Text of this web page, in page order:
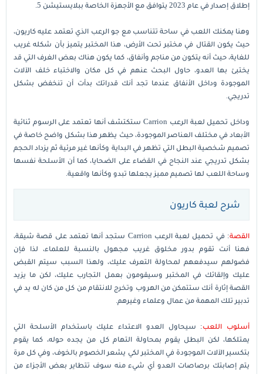
إطلاق إصدار في عام 2023 يتوافق مع الأجهزة الخاصة ببلايستيشن 5.
وهنا يمكنك اللعب في ساحة تتناسب مع جو الرعب الذي تعتمد عليه كاريون،
حيث يكون القتال في مختبر تحت الأرض، هذا المختبر يتميز بأن شكله غريب
للغاية، حيث أنه يتكون من مناجم وأنفاق، كما يكون هناك بعض الغرف التي قد
يختبئ بها العدو، حاول البحث عنهم في كل مكان والاختباء خلف الآلات
الموجودة وداخل الأنفاق عندما تجد أنك قدراتك بدأت أن تنخفض بشكل
تدريجي.
وداخل تحميل لعبة الرعب Carrion ستكتشف أنها تعتمد على الرسوم ثنائية
الأبعاد في مختلف العناصر الموجودة، حيث يظهر هذا بشكل واضح خاصة في
تصميم شخصية البطل التي تظهر في البداية وكأنها غير مرئية ثم يزداد الحجم
بشكل تدريجي عند النجاح في القضاء على الضحايا، كما أن الأسلحة نفسها
وساحة اللعب لها تصميم مميز يجعلها تبدو وكأنها واقعية.
شرح لعبة كاريون
القصة
: في تحميل لعبة الرعب Carrion ستجد أنها تعتمد على قصة شيقة،
فهنا أنت تقوم بدور مخلوق غريب مجهول بالنسبة للعلماء، لذا فإن
فضولهم سيدفعهم لمحاولة التعرف عليك، ولهذا السبب سيتم القبض
عليك وإلقائك في المختبر وسيقومون بعمل التجارب عليك، لكن ما يزيد
القصة إثارة أنك ستتمكن من الهروب وتخرج للانتقام من كل من كان له يد في
تدبير تلك المهمة من عمال وعلماء وغيرهم.
أسلوب اللعب: سيحاول العدو الاعتداء عليك باستخدام الأسلحة التي
يمتلكها، لكن البطل يقوم بمحاولة التهام كل من يجده حوله، كما يقوم
بتكسير الآلات الموجودة في المختبر لكي يشعر الخصوم بالخوف، وفي كل مرة
يتم إصابتك برصاصات العدو أي شيء منه سوف تتطاير بعض الأجزاء من